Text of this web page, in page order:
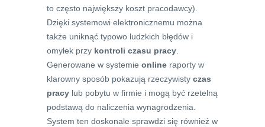
to często największy koszt pracodawcy).
Dzięki systemowi elektronicznemu można
także uniknąć typowo ludzkich błędów i
omyłek przy kontroli czasu pracy.
Generowane w systemie online raporty w
klarowny sposób pokazują rzeczywisty czas
pracy lub pobytu w firmie i mogą być rzetelną
podstawą do naliczenia wynagrodzenia.
System ten doskonale sprawdzi się również w